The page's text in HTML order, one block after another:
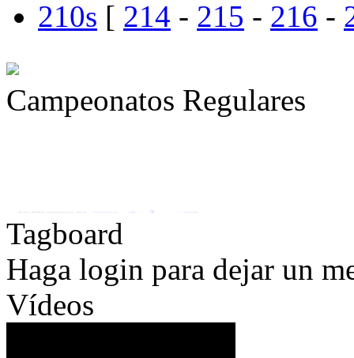
210s [ 214 - 215 - 216 -
Campeonatos Regulares
Tagboard
Haga login para dejar un
Vídeos